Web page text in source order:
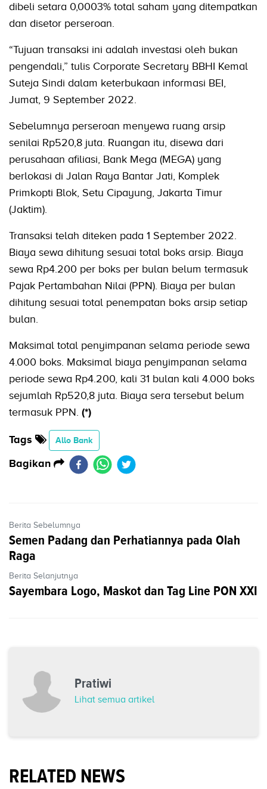
dibeli setara 0,0003% total saham yang ditempatkan
dan disetor perseroan.
“Tujuan transaksi ini adalah investasi oleh bukan
pengendali,” tulis Corporate Secretary BBHI Kemal
Suteja Sindi dalam keterbukaan informasi BEI,
Jumat, 9 September 2022.
Sebelumnya perseroan menyewa ruang arsip
senilai Rp520,8 juta. Ruangan itu, disewa dari
perusahaan afiliasi, Bank Mega (MEGA) yang
berlokasi di Jalan Raya Bantar Jati, Komplek
Primkopti Blok, Setu Cipayung, Jakarta Timur
(Jaktim).
Transaksi telah diteken pada 1 September 2022.
Biaya sewa dihitung sesuai total boks arsip. Biaya
sewa Rp4.200 per boks per bulan belum termasuk
Pajak Pertambahan Nilai (PPN). Biaya per bulan
dihitung sesuai total penempatan boks arsip setiap
bulan.
Maksimal total penyimpanan selama periode sewa
4.000 boks. Maksimal biaya penyimpanan selama
periode sewa Rp4.200, kali 31 bulan kali 4.000 boks
sejumlah Rp520,8 juta. Biaya sera tersebut belum
termasuk PPN. (*)
Tags Allo Bank
Bagikan
Berita Sebelumnya
Semen Padang dan Perhatiannya pada Olah
Raga
Berita Selanjutnya
Sayembara Logo, Maskot dan Tag Line PON XXI
Pratiwi
Lihat semua artikel
RELATED NEWS